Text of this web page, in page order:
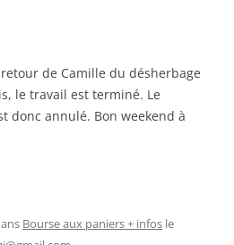
de Camille du désherbage
le travail est terminé. Le
donc annulé. Bon weekend à
Bourse aux paniers + infos le